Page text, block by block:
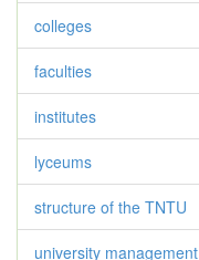
colleges
faculties
institutes
lyceums
structure of the TNTU
university management